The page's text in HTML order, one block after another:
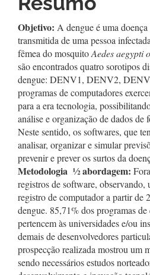
Objetivo: A dengue é uma
transmitida de uma pessoa
fêmea do mosquitoAedes aegypti
são encontrados quatro sorotipos
dengue: DENV1, DENV2,
programas de computadores
para a era tecnologia,
análise e organização de dados de
Neste sentido, os softwares, que
analisar, organizar e simular
prevenir e prever os surtos da
Metodologia ½ abordagem:
registros de software,
registro de computador a partir de
dengue. 85,71% dos programas
pertencem às universidades e/ou
demais de desenvolvedores
prospecção realizada mostrou um
sendo necessários estudos